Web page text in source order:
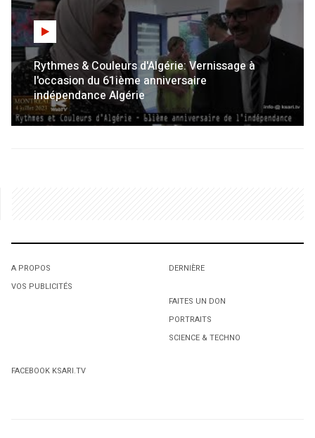
Rythmes & Couleurs d'Algérie: Vernissage à
l'occasion du 61ième anniversaire
indépendance Algérie
A PROPOS
VOS PUBLICITÉS
DERNIÈRE
FAITES UN DON
PORTRAITS
SCIENCE & TECHNO
FACEBOOK KSARI.TV